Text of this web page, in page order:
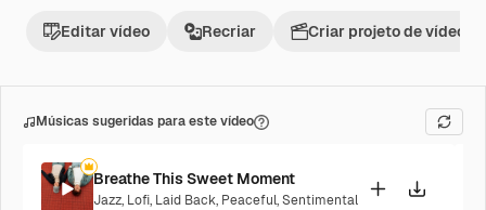
Editar vídeo Recriar Criar projeto de vídeo
Músicas sugeridas para este vídeo
Breathe This Sweet Moment
Jazz, Lofi, Laid Back, Peaceful,Sentimental